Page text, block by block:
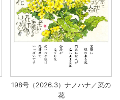
198号（2026.3）ナノハナ／菜の
花